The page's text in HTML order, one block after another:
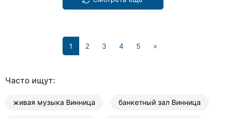
1 (current)
2 3 4 5 »
Часто ищут:
живая музыка Винница банкетный зал Винница